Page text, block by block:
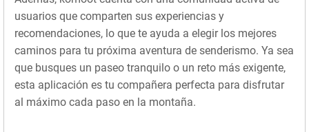
usuarios que comparten sus experiencias y
recomendaciones, lo que te ayuda a elegir los mejores
caminos para tu próxima aventura de senderismo. Ya sea
que busques un paseo tranquilo o un reto más exigente,
esta aplicación es tu compañera perfecta para disfrutar
al máximo cada paso en la montaña.